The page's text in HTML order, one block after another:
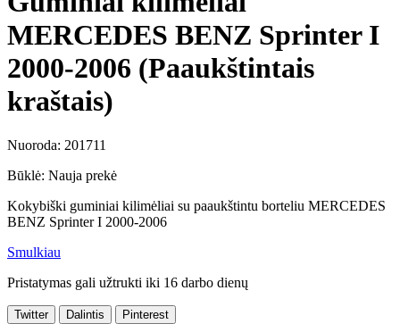
MERCEDES BENZ Sprinter I
2000-2006 (Paaukštintais
kraštais)
Nuoroda: 201711
Būklė: Nauja prekė
Kokybiški guminiai kilimėliai su paaukštintu borteliu MERCEDES
BENZ Sprinter I 2000-2006
Smulkiau
Pristatymas gali užtrukti iki 16 darbo dienų
Twitter Dalintis Pinterest